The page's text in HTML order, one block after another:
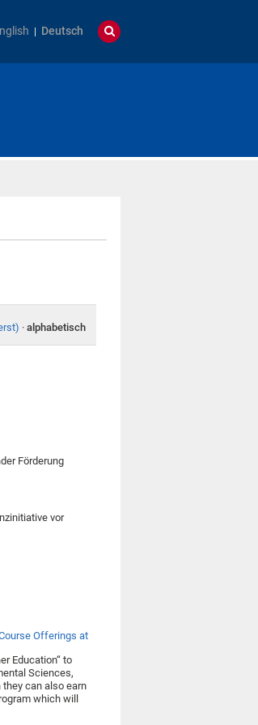
Deutsch
· alphabetisch
Förderung
vor
Offerings at
Education“ to
Sciences,
can also earn
which will